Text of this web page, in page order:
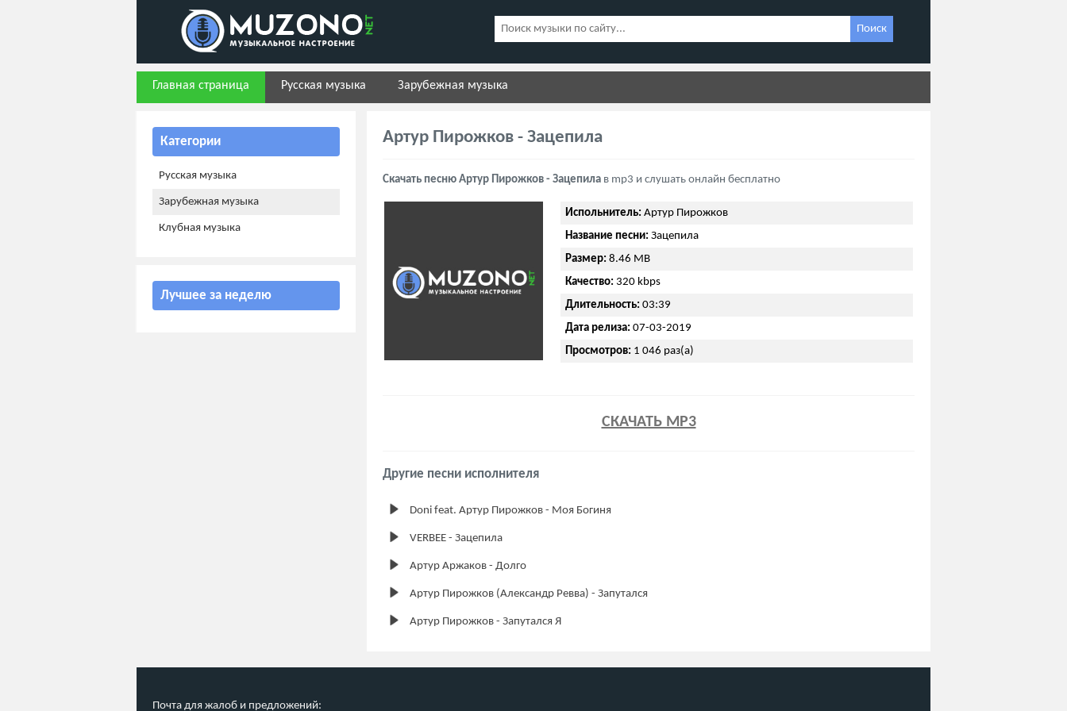
Поиск
Главная страница Русская музыка Зарубежная музыка
Артур Пирожков - Зацепила
Скачать песню Артур Пирожков - Зацепила в mp3 и слушать онлайн бесплатно
Испольнитель: Артур Пирожков
Название песни: Зацепила
Размер: 8.46 MB
Качество: 320 kbps
Длительность: 03:39
Дата релиза: 07-03-2019
Просмотров: 1 046 раз(а)
СКАЧАТЬ MP3
Другие песни исполнителя
Doni feat. Артур Пирожков - Моя Богиня
VERBEE - Зацепила
Артур Аржаков - Долго
Артур Пирожков (Александр Ревва) - Запутался
Артур Пирожков - Запутался Я
Категории
Русская музыка
Зарубежная музыка
Клубная музыка
Лучшее за неделю
Почта для жалоб и предложений: